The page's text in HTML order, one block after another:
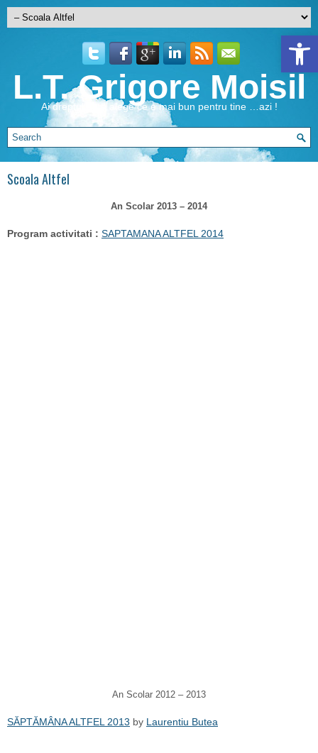
L.T. Grigore Moisil
Ai dreptul de a alege ce e mai bun pentru tine …azi !
Scoala Altfel
An Scolar 2013 – 2014
Program activitati : SAPTAMANA ALTFEL 2014
An Scolar 2012 – 2013
SĂPTĂMÂNA ALTFEL 2013 by Laurentiu Butea